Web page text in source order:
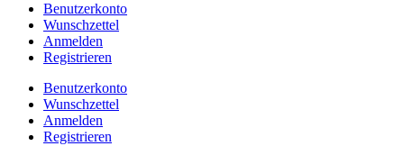
Benutzerkonto
Wunschzettel
Anmelden
Registrieren
Benutzerkonto
Wunschzettel
Anmelden
Registrieren